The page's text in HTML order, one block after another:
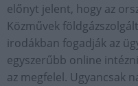
előnyt jelent, hogy az
Közművek
irodákban fogadják az
egyszerűbb online
az megfelel. Ugyancsak